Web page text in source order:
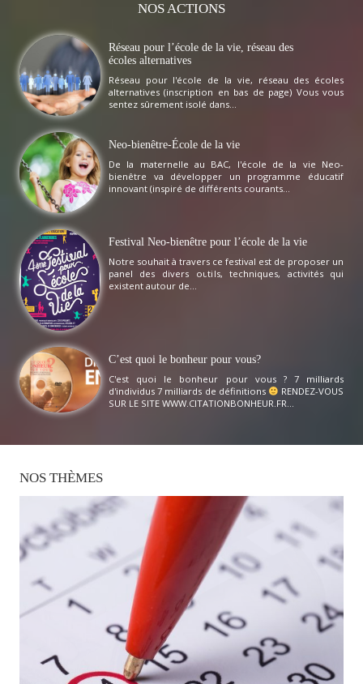
NOSACTIONS
Réseau pour l’école de la vie, réseau des
écoles alternatives
Réseau pour l'école de la vie, réseau des écoles
alternatives (inscription en bas de page) Vous vous
sentez sûrement isolé dans...
Neo-bienêtre-École de la vie
De la maternelle au BAC, l'école de la vie Neo-
bienêtre va développer un programme éducatif
innovant (inspiré de différents courants...
Festival Neo-bienêtre pour l’école de la vie
Notre souhait à travers ce festival est de proposer un
panel des divers outils, techniques, activités qui
existent autour de...
C’est quoi le bonheur pour vous?
C'est quoi le bonheur pour vous ? 7 milliards
d'individus 7 milliards de définitions
RENDEZ-VOUS
SUR LE SITE WWW.CITATIONBONHEUR.FR...
NOS THÈMES